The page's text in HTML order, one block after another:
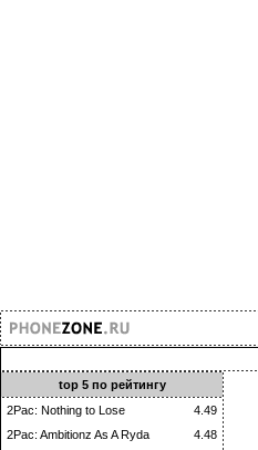
top 5 по рейтингу
2Pac: Nothing to Lose
4.49
2Pac: Ambitionz As A Ryda
4.48